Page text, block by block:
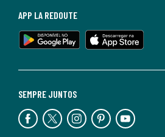
SEMPRE JUNTOS
APP LA REDOUTE